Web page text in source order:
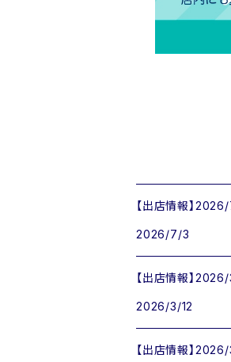
【出店情報】
2026/7/3
【出店情報】
2026/3/12
【出店情報】